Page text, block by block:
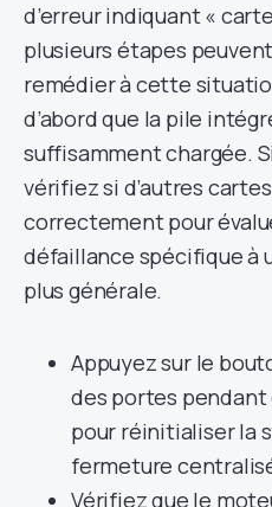
d’erreur indiquant «
plusieurs étapes
remédier à cette
d’abord que la pile
suffisamment chargée.
vérifiez si d’autres
correctement pour
défaillance spécifique à
plus générale.
Appuyez sur le
des portes pendant
pour réinitialiser la
fermeture
Vérifiez que le